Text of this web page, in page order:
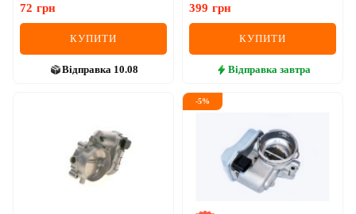
HAVAL
JAGUAR
72 грн
КУПИТИ
Відправка 10.08
399 грн
КУПИТИ
Відправка завтра
-5%